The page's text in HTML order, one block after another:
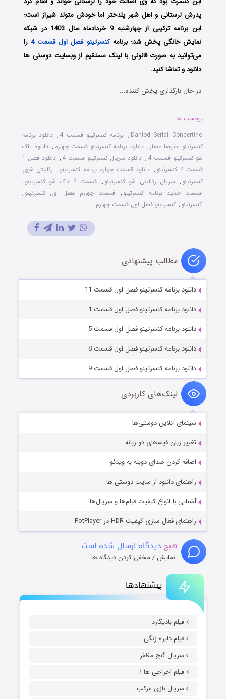
پیشنهادها
فیلم بادیگارد
فیلم دایره زنگی
سریال گنج مظفر
فیلم اخراجی ها ۱
سریال بازی مرکب
پدرش لرستانی و اهل شهر پلدختر اما خودش متولد شیراز است؛
این برنامه ترکیبی از چهارشنبه 9 خردادماه سال 1403 در شبکه
نمایش خانگی پخش شد؛ برنامهکنسرتینو فصل اول قسمت 4 را
می‌توانید به صورت قانونی با لینک مستقیم از وبسایت دوستی ها
دانلود و تماشا کنید.
در حال بارگذاری پخش کننده...
برچسب ها
Danlod Serial Concertino
, برنامه کنسرتینو قسمت 4 , دانلود برنامه
کنسرتینو علیرضا عصار , دانلود برنامه کنسرتینو قسمت چهارم , دانلود تاک
شو کنسرتینو قسمت 4
, دانلود سریال کنسرتینو قسمت 4 ,
دانلود فصل 1
قسمت 4 کنسرتینو
, دانلود قسمت چهارم برنامه کنسرتینو , رئالیتی شوی
کنسرتینو , سریال رئالیتی شو کنسرتینو , قسمت 4 تاک شو کنسرتینو
,
قسمت جدید برنامه کنسرتینو , قسمت چهارم فصل اول کنسرتینو ,
کنسرتینو , کنسرتینو فصل اول قسمت چهارم
مطالب پیشنهادی
دانلود برنامه کنسرتینو فصل اول قسمت 11
دانلود برنامه کنسرتینو فصل اول قسمت 1
دانلود برنامه کنسرتینو فصل اول قسمت 5
دانلود برنامه کنسرتینو فصل اول قسمت 8
دانلود برنامه کنسرتینو فصل اول قسمت 9
لینک‌های کاربردی
سینمای آنلاین دوستی‌ها
تغییر زبان فیلم‌های دو زبانه
اضافه کردن صدای دوبله به ویدئو
راهنمای دانلود از سایت دوستی ها
آشنایی با انواع کیفیت فیلم‌ها و سریال‌ها
راهنمای فعال سازی کیفیت HDR در PotPlayer
هیچ دیدگاه ارسال شده است
نمایش / مخفی کردن دیدگاه ها